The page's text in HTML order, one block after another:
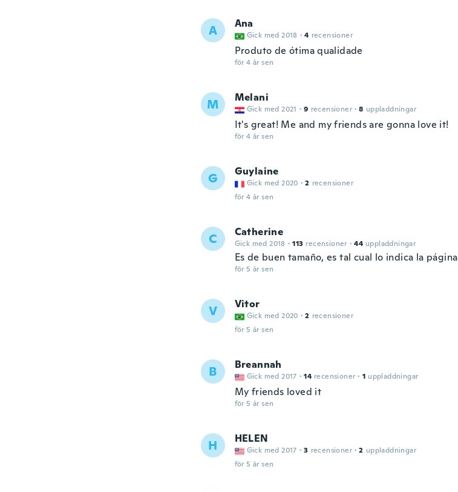
A Ana
Gick med 2018 · 4 recensioner
Produto de ótima qualidade
för 4 år sen
M Melani
Gick med 2021 · 9 recensioner · 8 uppladdningar
It's great! Me and my friends are gonna love it!
för 4 år sen
G Guylaine
Gick med 2020 · 2 recensioner
för 4 år sen
C Catherine
Gick med 2018 · 113 recensioner · 44 uppladdningar
Es de buen tamaño, es tal cual lo indica la página
för 5 år sen
V Vitor
Gick med 2020 · 2 recensioner
för 5 år sen
B Breannah
Gick med 2017 · 14 recensioner · 1 uppladdningar
My friends loved it
för 5 år sen
H HELEN
Gick med 2017 · 3 recensioner · 2 uppladdningar
för 5 år sen